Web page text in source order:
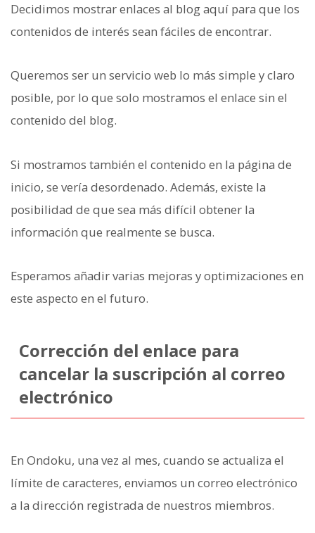
Decidimos mostrar enlaces al blog aquí para que los
contenidos de interés sean fáciles de encontrar.
Queremos ser un servicio web lo más simple y claro
posible, por lo que solo mostramos el enlace sin el
contenido del blog.
Si mostramos también el contenido en la página de
inicio, se vería desordenado. Además, existe la
posibilidad de que sea más difícil obtener la
información que realmente se busca.
Esperamos añadir varias mejoras y optimizaciones en
este aspecto en el futuro.
Corrección del enlace para
cancelar la suscripción al correo
electrónico
En Ondoku, una vez al mes, cuando se actualiza el
límite de caracteres, enviamos un correo electrónico
a la dirección registrada de nuestros miembros.